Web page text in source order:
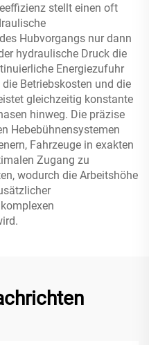
stellt einen oft
Hubvorgangs nur dann
hydraulische Druck die
Energiezufuhr
Betriebskosten und die
gleichzeitig konstante
hinweg. Die präzise
Hebebühnensystemen
Fahrzeuge in exakten
Zugang zu
wodurch die Arbeitshöhe